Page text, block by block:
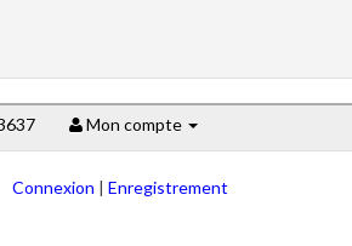
Mon compte
Connexion | Enregistrement